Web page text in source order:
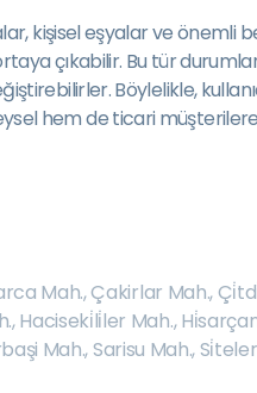
kişisel eşyalar ve önemli
çıkabilir. Bu tür
Böylelikle,
hem de ticari
Mah.,Çakirlar Mah.,
,Haciseki̇li̇ler Mah.,
Mah.,Sarisu Mah.,